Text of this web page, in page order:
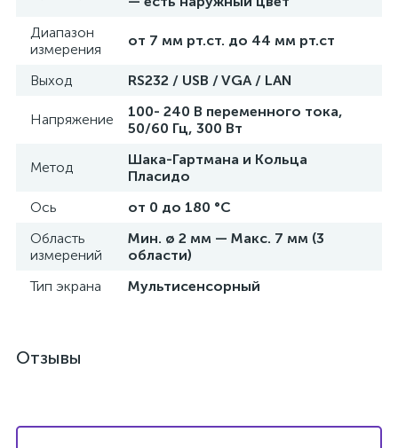
Диапазон
измерения
от 7 мм рт.ст. до 44 мм рт.ст
Выход RS232 / USB / VGA / LAN
Напряжение
100- 240 В переменного тока,
50/60 Гц, 300 Вт
Метод
Шака-Гартмана и Кольца
Пласидо
Ось
от 0 до 180 °C
Область
измерений
Мин. ø 2 мм — Макс. 7 мм (3
области)
Тип экрана
Мультисенсорный
Отзывы